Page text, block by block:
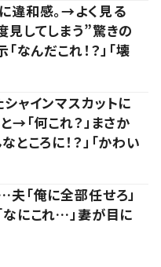
違和感。→よく見る
してしまう”驚きの
なんだこれ！？」「壊
ャインマスカットに
→「何これ？」まさか
ころに！？」「かわい
「俺に全部任せろ」
なにこれ…」妻が目に